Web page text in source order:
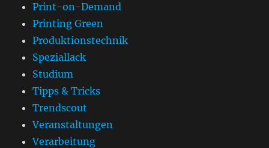
Print-on-Demand
Printing Green
Produktionstechnik
Speziallack
Studium
Tipps & Tricks
Trendscout
Veranstaltungen
Verarbeitung